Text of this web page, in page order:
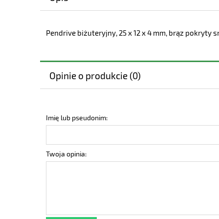
Pendrive biżuteryjny, 25 x 12 x 4 mm, brąz pokryty
Opinie o produkcie (0)
Imię lub pseudonim:
Twoja opinia: